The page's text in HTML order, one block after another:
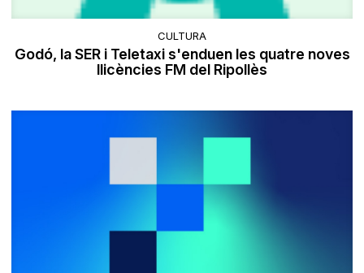
CULTURA
Godó, la SER i Teletaxi s'enduen les quatre noves
llicències FM del Ripollès